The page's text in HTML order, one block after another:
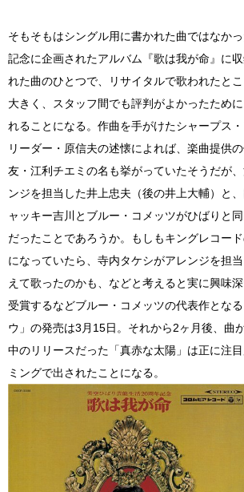
そもそもはシングル用に書かれた曲ではなか
記念に企画されたアルバム『歌は我が命』に
れた曲のひとつで、リサイタルで歌われたと
大きく、スタッフ間でも評判がよかったため
れることになる。作曲を手がけたシャープス
リーダー・原信夫の述懐によれば、楽曲提供
友・江利チエミの名も挙がっていたそうだが
ンジを担当した井上忠夫（後の井上大輔）と
ャッキー吉川とブルー・コメッツがひばりと
だったことであろうか。もしもキングレコー
になっていたら、寺内タケシがアレンジを担
えて歌ったのかも、などと考えると実に興味
受賞するなどブルー・コメッツの代表作とな
ウ」の発売は3月15日。それから2ヶ月後、曲
中のリリースだった「真赤な太陽」は正に注
ミングで出されたことになる。